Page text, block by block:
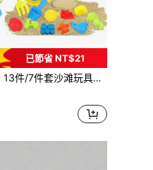
已節省 NT$21
13件/7件套沙滩玩具套装，儿童沙箱玩具，包括鲸鱼、海星、贝壳模型、沙滩工具套装、带网袋的水桶、铲子和耙子，适合18个月以上的男孩女孩。小巧尺寸，适合后院派对、夏季旅行和海滩玩耍。